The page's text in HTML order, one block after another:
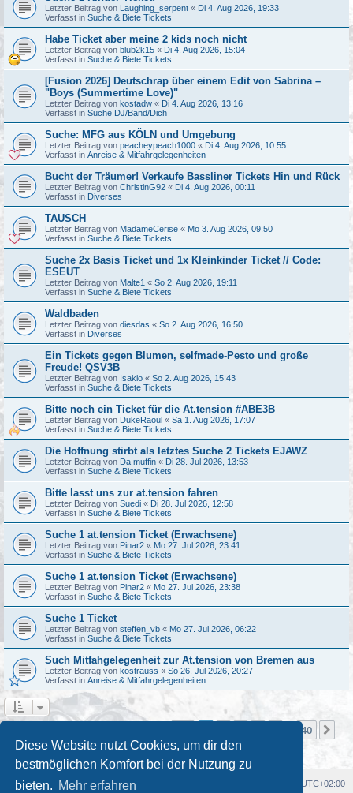
Diese Website nutzt Cookies, um dir den
bestmöglichen Komfort bei der Nutzung zu
bieten. Mehr erfahren
Letzter Beitrag von Laughing_serpent « Di 4. Aug 2026, 19:33
Verfasst in Suche & Biete Tickets
Habe Ticket aber meine 2 kids noch nicht
Letzter Beitrag von blub2k15 « Di 4. Aug 2026, 15:04
Verfasst in Suche & Biete Tickets
[Fusion 2026] Deutschrap über einem Edit von Sabrina –
"Boys (Summertime Love)"
Letzter Beitrag von kostadw « Di 4. Aug 2026, 13:16
Verfasst in Suche DJ/Band/Dich
Suche: MFG aus KÖLN und Umgebung
Letzter Beitrag von peacheypeach1000 « Di 4. Aug 2026, 10:55
Verfasst in Anreise & Mitfahrgelegenheiten
Bucht der Träumer! Verkaufe Bassliner Tickets Hin und Rück
Letzter Beitrag von ChristinG92 « Di 4. Aug 2026, 00:11
Verfasst in Diverses
TAUSCH
Letzter Beitrag von MadameCerise « Mo 3. Aug 2026, 09:50
Verfasst in Suche & Biete Tickets
Suche 2x Basis Ticket und 1x Kleinkinder Ticket // Code:
ESEUT
Letzter Beitrag von Malte1 « So 2. Aug 2026, 19:11
Verfasst in Suche & Biete Tickets
Waldbaden
Letzter Beitrag von diesdas « So 2. Aug 2026, 16:50
Verfasst in Diverses
Ein Tickets gegen Blumen, selfmade-Pesto und große
Freude! QSV3B
Letzter Beitrag von Isakio « So 2. Aug 2026, 15:43
Verfasst in Suche & Biete Tickets
Bitte noch ein Ticket für die At.tension #ABE3B
Letzter Beitrag von DukeRaoul « Sa 1. Aug 2026, 17:07
Verfasst in Suche & Biete Tickets
Die Hoffnung stirbt als letztes Suche 2 Tickets EJAWZ
Letzter Beitrag von Da muffin « Di 28. Jul 2026, 13:53
Verfasst in Suche & Biete Tickets
Bitte lasst uns zur at.tension fahren
Letzter Beitrag von Suedi « Di 28. Jul 2026, 12:58
Verfasst in Suche & Biete Tickets
Suche 1 at.tension Ticket (Erwachsene)
Letzter Beitrag von Pinar2 « Mo 27. Jul 2026, 23:41
Verfasst in Suche & Biete Tickets
Suche 1 at.tension Ticket (Erwachsene)
Letzter Beitrag von Pinar2 « Mo 27. Jul 2026, 23:38
Verfasst in Suche & Biete Tickets
Suche 1 Ticket
Letzter Beitrag von steffen_vb « Mo 27. Jul 2026, 06:22
Verfasst in Suche & Biete Tickets
Such Mitfahgelegenheit zur At.tension von Bremen aus
Letzter Beitrag von kostrauss « So 26. Jul 2026, 20:27
Verfasst in Anreise & Mitfahrgelegenheiten
40
Foren-Übersicht UTC+02:00